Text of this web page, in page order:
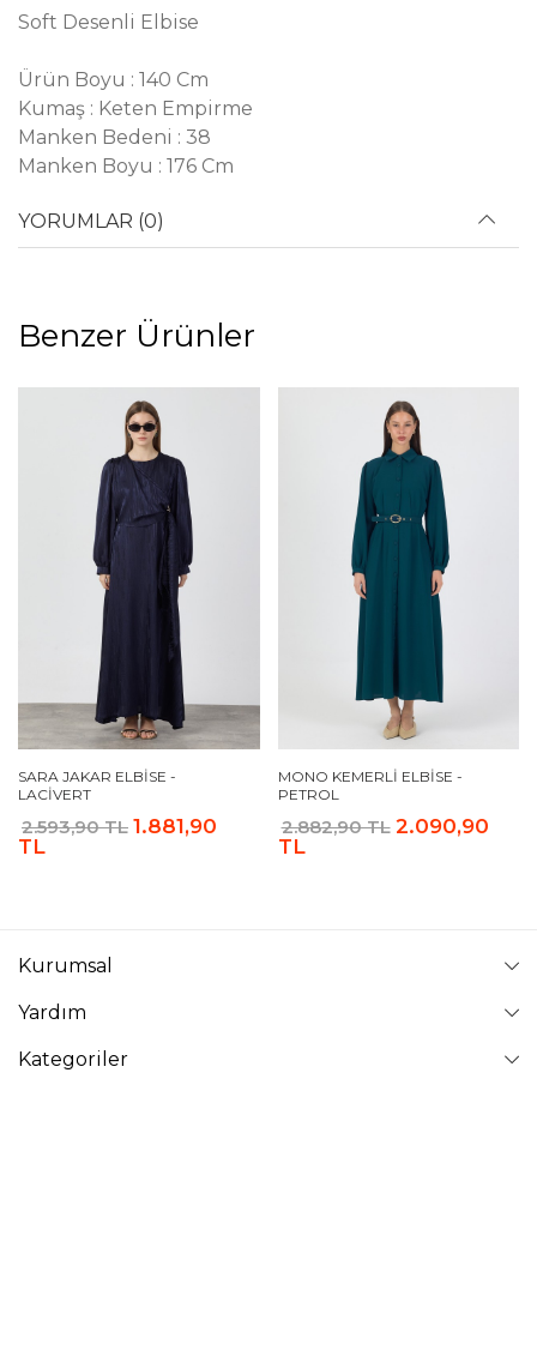
Soft Desenli Elbise
Ürün Boyu : 140 Cm
Kumaş : Keten Empirme
Manken Bedeni : 38
Manken Boyu : 176 Cm
YORUMLAR (0)
Benzer Ürünler
SARA JAKAR ELBISE -
LACIVERT
2.593,90 TL 1.881,90
TL
MONO KEMERLI ELBISE -
PETROL
2.882,90 TL 2.090,90
TL
Kurumsal
Yardım
Kategoriler